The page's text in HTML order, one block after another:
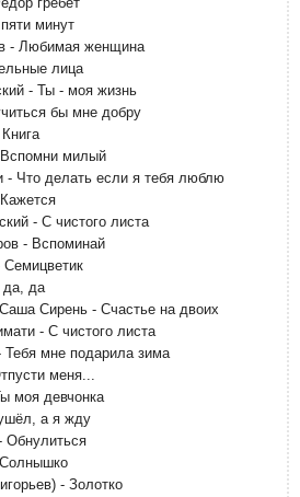
минут
- Любимая женщина
лица
- Ты - моя жизнь
бы мне добру
милый
- Что делать если я тебя люблю
- С чистого листа
- Вспоминай
да, да
Сирень - Счастье на двоих
- С чистого листа
мне подарила зима
меня...
моя девчонка
а я жду
Обнулиться
- Золотко